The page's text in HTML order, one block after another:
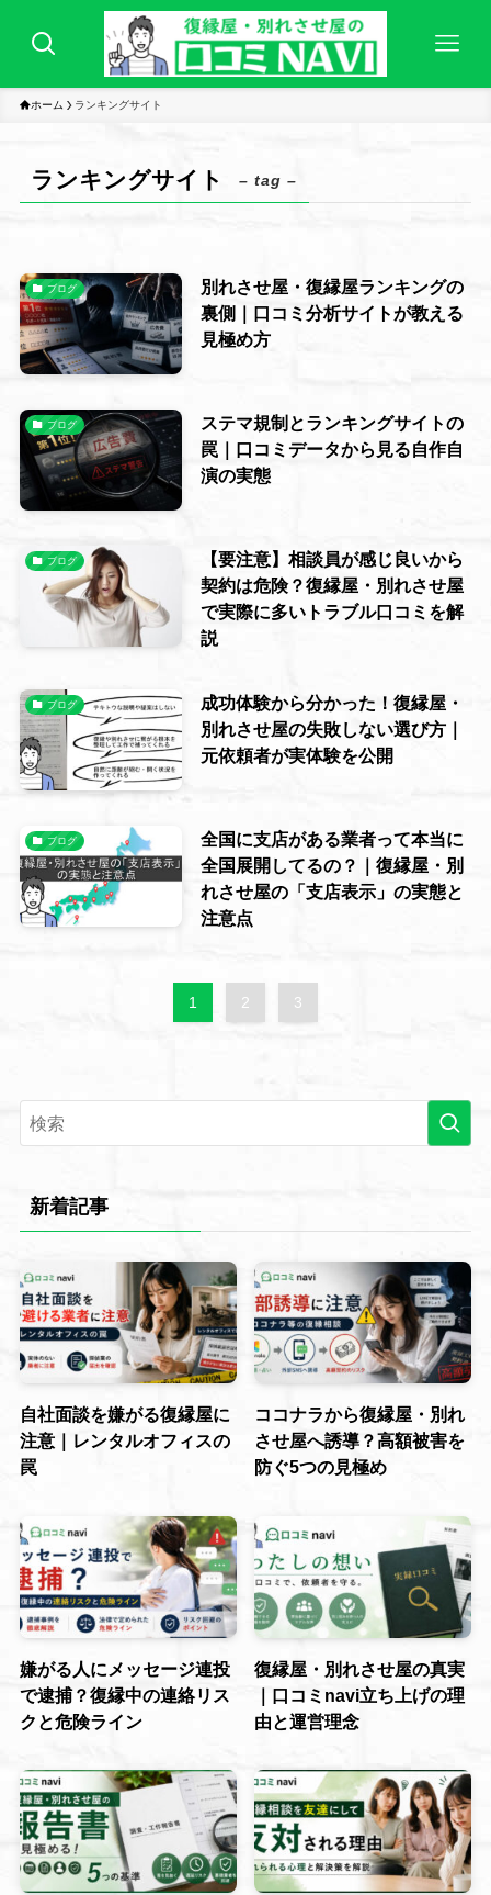
ホーム ランキングサイト
ランキングサイト – tag –
ブログ
別れさせ屋・復縁屋ランキングの
裏側｜口コミ分析サイトが教える
見極め方
ブログ
ステマ規制とランキングサイトの
罠｜口コミデータから見る自作自
演の実態
ブログ
【要注意】相談員が感じ良いから
契約は危険？復縁屋・別れさせ屋
で実際に多いトラブル口コミを解
説
ブログ
成功体験から分かった！復縁屋・
別れさせ屋の失敗しない選び方｜
元依頼者が実体験を公開
ブログ
全国に支店がある業者って本当に
全国展開してるの？｜復縁屋・別
れさせ屋の「支店表示」の実態と
注意点
1 2 3
新着記事
自社面談を嫌がる復縁屋に
注意｜レンタルオフィスの
罠
ココナラから復縁屋・別れ
させ屋へ誘導？高額被害を
防ぐ5つの見極め
嫌がる人にメッセージ連投
で逮捕？復縁中の連絡リス
クと危険ライン
復縁屋・別れさせ屋の真実
｜口コミnavi立ち上げの理
由と運営理念